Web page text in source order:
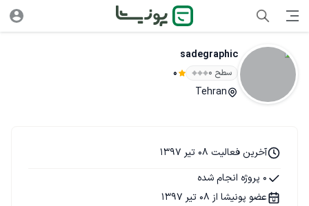
sadegraphic
سطح ۰ 0
Tehran
آخرین فعالیت 08 تیر 1397
0 پروژه انجام شده
عضو پونیشا از 08 تیر 1397